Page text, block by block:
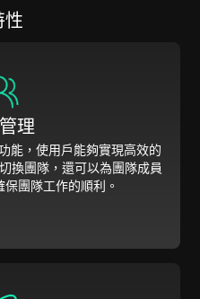
性
理
能，使用戶能夠實現高效的
換團隊，還可以為團隊成員
團隊工作的順利。